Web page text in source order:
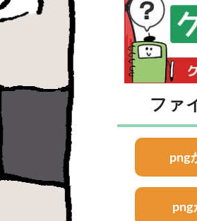
ファ
png
png